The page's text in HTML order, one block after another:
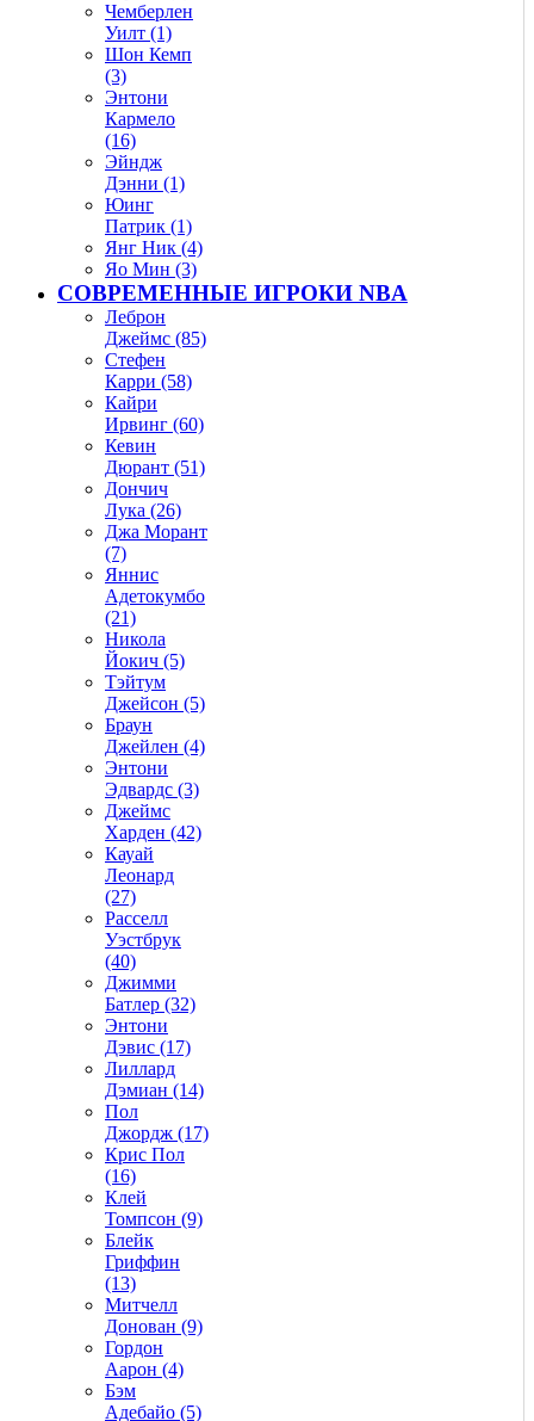
Чемберлен
Уилт (1)
Шон Кемп
(3)
Энтони
Кармело
(16)
Эйндж
Дэнни (1)
Юинг
Патрик (1)
Янг Ник (4)
Яо Мин (3)
СОВРЕМЕННЫЕ ИГРОКИ NBA
Леброн
Джеймс (85)
Стефен
Карри (58)
Кайри
Ирвинг (60)
Кевин
Дюрант (51)
Дончич
Лука (26)
Джа Морант
(7)
Яннис
Адетокумбо
(21)
Никола
Йокич (5)
Тэйтум
Джейсон (5)
Браун
Джейлен (4)
Энтони
Эдвардс (3)
Джеймс
Харден (42)
Кауай
Леонард
(27)
Расселл
Уэстбрук
(40)
Джимми
Батлер (32)
Энтони
Дэвис (17)
Лиллард
Дэмиан (14)
Пол
Джордж (17)
Крис Пол
(16)
Клей
Томпсон (9)
Блейк
Гриффин
(13)
Митчелл
Донован (9)
Гордон
Аарон (4)
Бэм
Адебайо (5)